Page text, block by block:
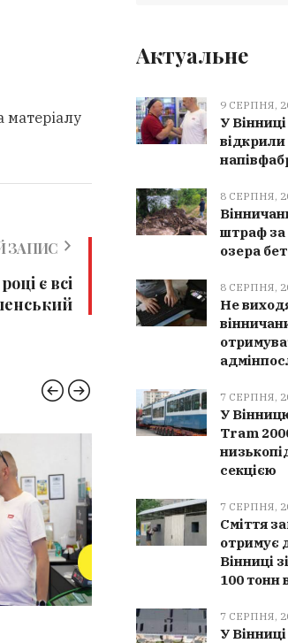
матеріалу
ЗАПИС
є всі
9 СЕРПНЯ, 2026
Актуальне
9 СЕРПНЯ,
У
8 СЕРПНЯ,
штраф за
озера
8 СЕРПНЯ,
Не
7 СЕРПНЯ,
У
Tram
секцією
7 СЕРПНЯ,
Сміття
отримує
Вінниці
100 тонн
7 СЕРПНЯ,
У